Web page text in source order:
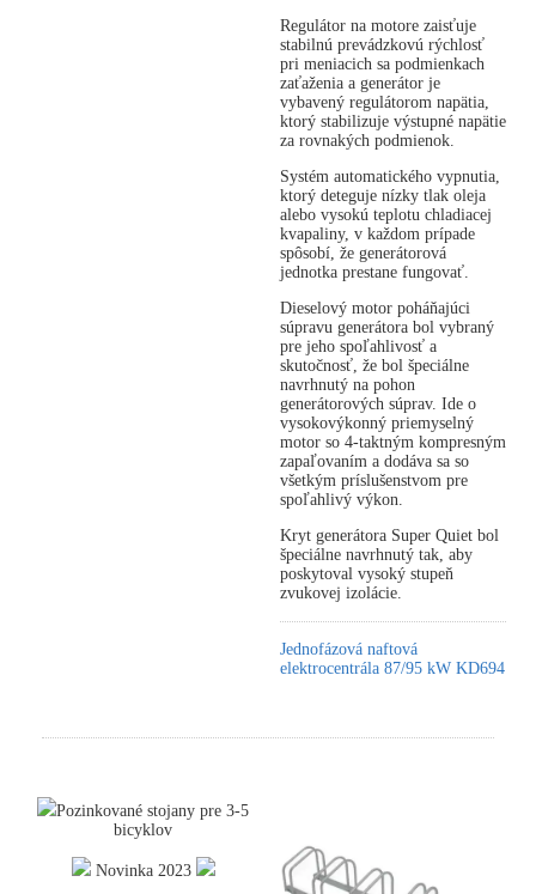
Regulátor na motore zaisťuje
stabilnú prevádzkovú rýchlosť
pri meniacich sa podmienkach
zaťaženia a generátor je
vybavený regulátorom napätia,
ktorý stabilizuje výstupné napätie
za rovnakých podmienok.
Systém automatického vypnutia,
ktorý deteguje nízky tlak oleja
alebo vysokú teplotu chladiacej
kvapaliny, v každom prípade
spôsobí, že generátorová
jednotka prestane fungovať.
Dieselový motor poháňajúci
súpravu generátora bol vybraný
pre jeho spoľahlivosť a
skutočnosť, že bol špeciálne
navrhnutý na pohon
generátorových súprav. Ide o
vysokovýkonný priemyselný
motor so 4-taktným kompresným
zapaľovaním a dodáva sa so
všetkým príslušenstvom pre
spoľahlivý výkon.
Kryt generátora Super Quiet bol
špeciálne navrhnutý tak, aby
poskytoval vysoký stupeň
zvukovej izolácie.
Jednofázová naftová
elektrocentrála 87/95 kW KD694
Pozinkované stojany pre 3-5
bicyklov
Novinka 2023